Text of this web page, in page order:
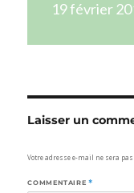
le
19 février
Laisser un
Votre adresse e-mail ne sera
COMMENTAIRE *